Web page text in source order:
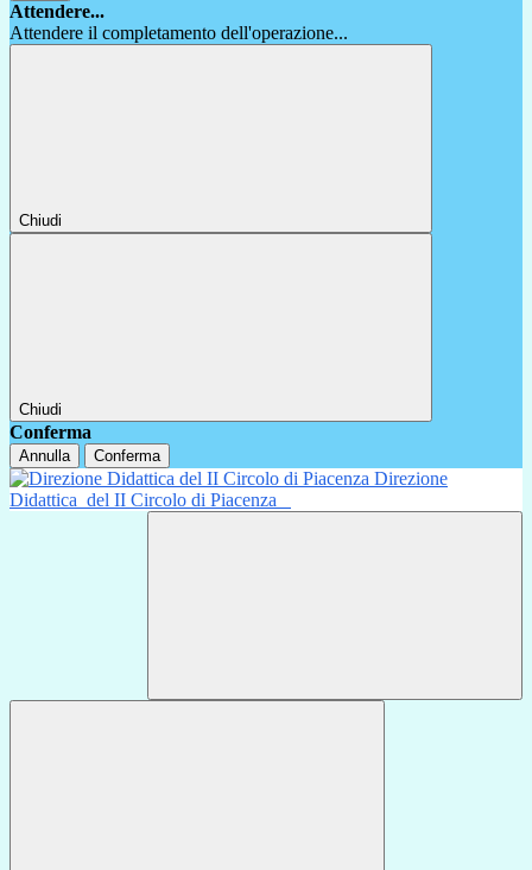
Attendere...
Attendere il completamento dell'operazione...
Chiudi
Chiudi
Conferma
Annulla Conferma
Direzione
Didattica del II Circolo di Piacenza